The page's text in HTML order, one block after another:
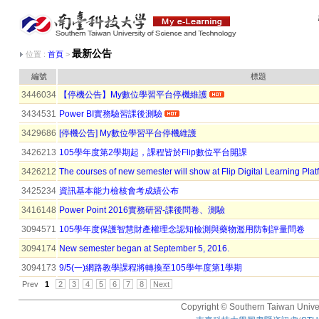
位置 : 首頁 > 最新公告
編號 標題
3446034
【停機公告】My數位學習平台停機維護
3434531 Power BI實務驗習課後測驗
3429686 [停機公告] My數位學習平台停機維護
3426213 105學年度第2學期起，課程皆於Flip數位平台開課
3426212 The courses of new semester will show at Flip Digital Learning
3425234 資訊基本能力檢核會考成績公布
3416148 Power Point 2016實務研習-課後問卷、測驗
3094571 105學年度保護智慧財產權理念認知檢測與藥物濫用防制評量問卷
3094174 New semester began at September 5, 2016.
3094173 9/5(一)網路教學課程將轉換至105學年度第1學期
Prev 1 2 3 4 5 6 7 8 Next
Copyright © Southern Taiwan